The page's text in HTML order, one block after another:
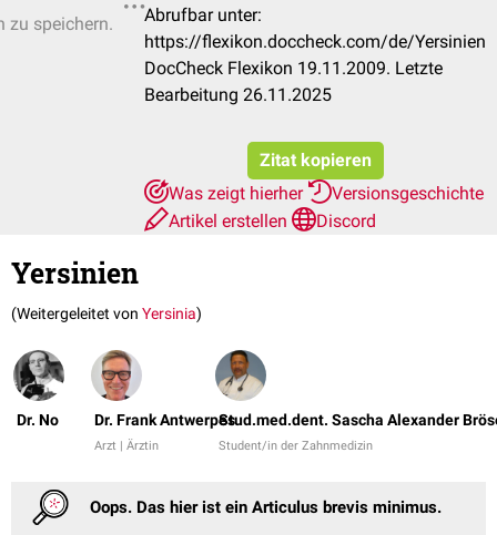
zu speichern.
Abrufbar unter:
https://flexikon.doccheck.com/de/Yersinien
DocCheck Flexikon 19.11.2009. Letzte
Bearbeitung 26.11.2025
Zitat kopieren
Was zeigt hierher
Versionsgeschichte
Artikel erstellen
Discord
Yersinien
(Weitergeleitet von Yersinia)
Dr. No Dr. Frank Antwerpes
Arzt | Ärztin
Stud.med.dent. Sascha Alexander
Student/in der Zahnmedizin
Oops. Das hier ist ein Articulus brevis minimus.